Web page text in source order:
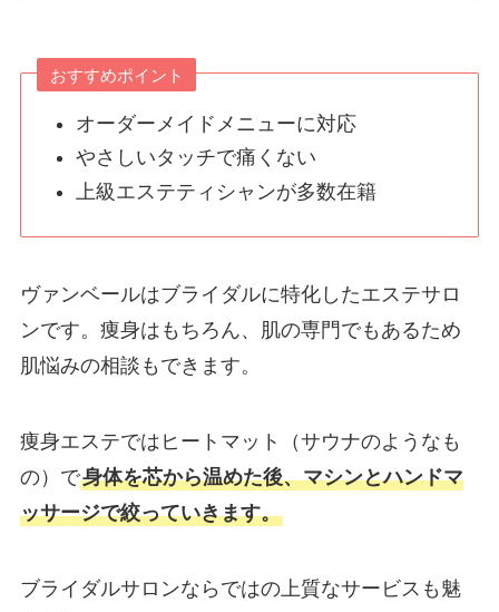
おすすめポイント
オーダーメイドメニューに対応
やさしいタッチで痛くない
上級エステティシャンが多数在籍
ヴァンベールはブライダルに特化したエステサロ
ンです。痩身はもちろん、肌の専門でもあるため
肌悩みの相談もできます。
痩身エステではヒートマット（サウナのようなも
の）で身体を芯から温めた後、マシンとハンドマ
ッサージで絞っていきます。
ブライダルサロンならではの上質なサービスも魅